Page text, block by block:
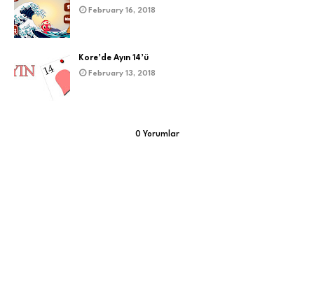
February 16, 2018
Kore’de Ayın 14’ü
February 13, 2018
0 Yorumlar